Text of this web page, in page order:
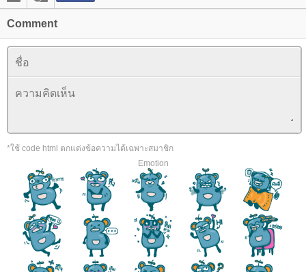
Comment
*ใช้ code html ตกแต่งข้อความได้เฉพาะสมาชิก
Emotion